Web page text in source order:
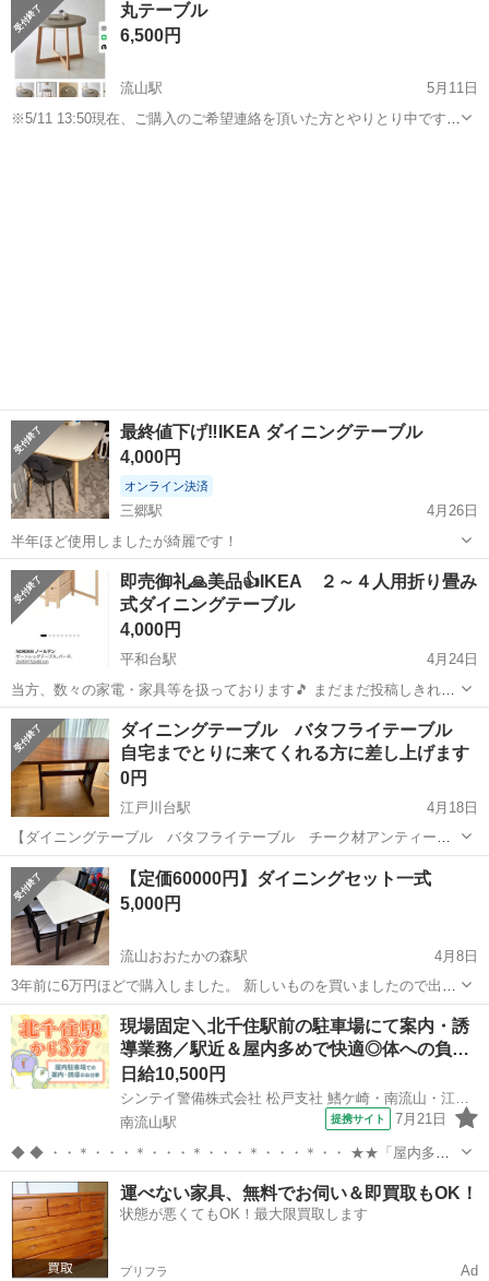
で、側面がウェーブがかっています。 脚は黒で、運ぶ際に取り外しも
可能です。 幅140×...
丸テーブル
6,500円
流山駅
5月11日
※5/11 13:50現在、ご購入のご希望連絡を頂いた方とやりとり中です。
最終値下げ‼️IKEA ダイニングテーブル
4,000円
オンライン決済
三郷駅
4月26日
半年ほど使用しましたが綺麗です！
千葉 流山市 三郷駅 テーブル
即売御礼🙏美品👍️IKEA ２～４人用折り畳み
式ダイニングテーブル
4,000円
平和台駅
4月24日
当方、数々の家電・家具等を扱っております🎵 まだまだ投稿しきれて
いない良い商品はございますが、是非とも当方の投稿をひと通りご覧
下さいませ‼️ お気に入りの逸品を是非とも見つけて頂きたく存じます✨
IKEA 折り畳み式ダイニ...
千葉 流山市 平和台駅 テーブル ダイニング
ダイニングテーブル バタフライテーブル
自宅までとりに来てくれる方に差し上げます
0円
江戸川台駅
4月18日
【ダイニングテーブル バタフライテーブル チーク材アンティーク
調】 幅 24.5-70-20 奥行き 69 高さ 70 やや傷や汚れあり 重量があるた
め当方玄関より運び出し可能なお二人連れで来られる方 限定でお願
いしま...
千葉 流山市 江戸川台駅 テーブル ダイニング
【定価60000円】ダイニングセット一式
5,000円
流山おおたかの森駅
4月8日
3年前に6万円ほどで購入しました。 新しいものを買いましたので出品
します。
千葉 流山市 流山おおたかの森駅 テーブル 一式
現場固定＼北千住駅前の駐車場にて案内・誘
導業務／駅近＆屋内多めで快適◎体への負…
日給10,500円
シンテイ警備株式会社 松戸支社 鰭ケ崎・南流山・江戸川台(北千住×駐車場警備)エリア/A3203200113
南流山駅
提携サイト 7月21日
◆ ◆ ・・＊・・・＊・・・＊・・・＊・・・＊・・ ★★「屋内多
め・駅チカ・安定収入」★★ 勤務地は北千住駅から徒歩3分の好立
地。 駅チカなので通勤しやすく、 雨の日や暑い日でもストレス少なく
通えます。 ・・＊・・・＊・...
千葉 流山市 南流山駅 警備員
運べない家具、無料でお伺い＆即買取もOK！
状態が悪くてもOK！最大限買取します
プリフラ Ad